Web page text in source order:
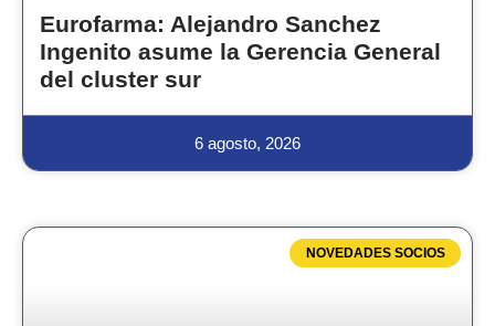
Eurofarma: Alejandro Sanchez
Ingenito asume la Gerencia General
del cluster sur
6 agosto, 2026
NOVEDADES SOCIOS